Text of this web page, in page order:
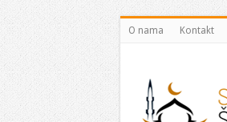
O nama Kontakt